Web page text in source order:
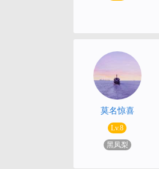
莫名惊喜
Lv.8
黑凤梨